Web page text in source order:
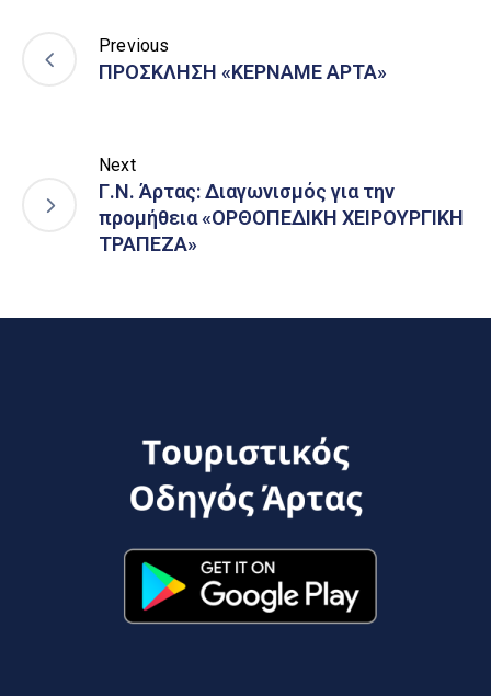
Previous
ΠΡΟΣΚΛΗΣΗ «ΚΕΡΝΑΜΕ ΑΡΤΑ»
Next
Γ.Ν. Άρτας: Διαγωνισμός για την
προμήθεια «ΟΡΘΟΠΕΔΙΚΗ ΧΕΙΡΟΥΡΓΙΚΗ
ΤΡΑΠΕΖΑ»